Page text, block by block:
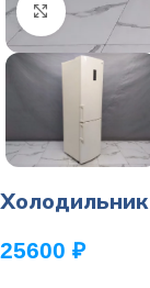
Нажмите,
25600 ₽